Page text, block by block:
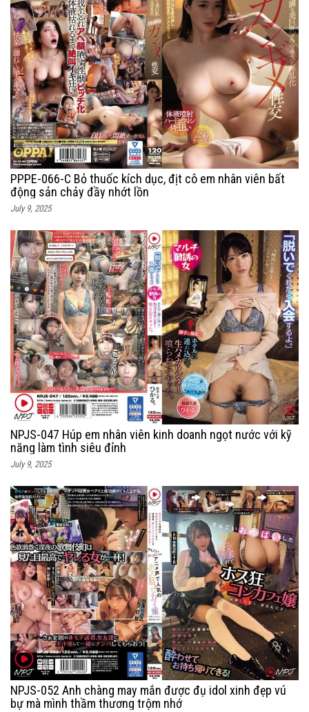
PPPE-066-C Bỏ thuốc kích dục, địt cô em nhân viên bất
động sản chảy đầy nhớt lồn
July 9, 2025
NPJS-047 Húp em nhân viên kinh doanh ngọt nước với kỹ
năng làm tình siêu đỉnh
July 9, 2025
NPJS-052 Anh chàng may mắn được đụ idol xinh đẹp vú
bự mà mình thầm thương trộm nhớ